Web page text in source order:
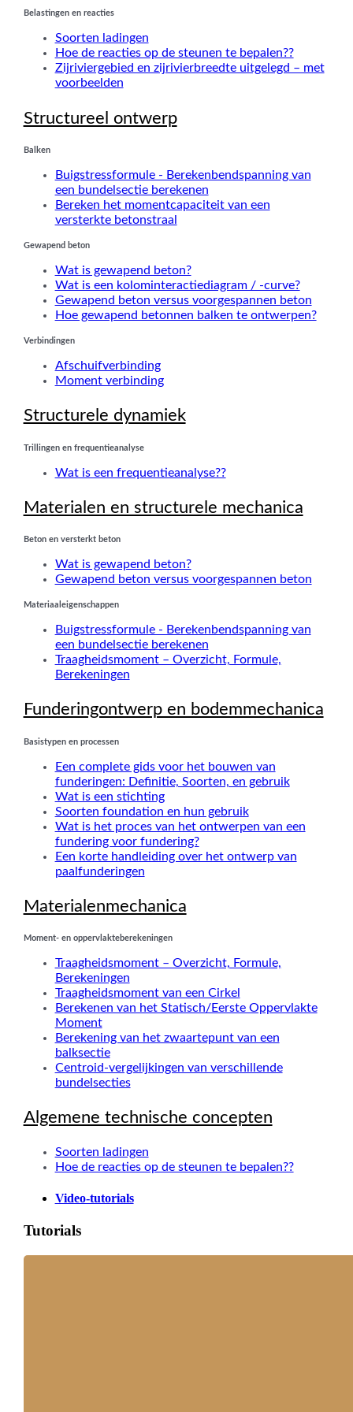
Belastingen en reacties
Soorten ladingen
Hoe de reacties op de steunen te bepalen??
Zijriviergebied en zijrivierbreedte uitgelegd – met
voorbeelden
Structureel ontwerp
Balken
Buigstressformule - Berekenbendspanning van
een bundelsectie berekenen
Bereken het momentcapaciteit van een
versterkte betonstraal
Gewapend beton
Wat is gewapend beton?
Wat is een kolominteractiediagram / -curve?
Gewapend beton versus voorgespannen beton
Hoe gewapend betonnen balken te ontwerpen?
Verbindingen
Afschuifverbinding
Moment verbinding
Structurele dynamiek
Trillingen en frequentieanalyse
Wat is een frequentieanalyse??
Materialen en structurele mechanica
Beton en versterkt beton
Wat is gewapend beton?
Gewapend beton versus voorgespannen beton
Materiaaleigenschappen
Buigstressformule - Berekenbendspanning van
een bundelsectie berekenen
Traagheidsmoment – ​​Overzicht, Formule,
Berekeningen
Funderingontwerp en bodemmechanica
Basistypen en processen
Een complete gids voor het bouwen van
funderingen: Definitie, Soorten, en gebruik
Wat is een stichting
Soorten foundation en hun gebruik
Wat is het proces van het ontwerpen van een
fundering voor fundering?
Een korte handleiding over het ontwerp van
paalfunderingen
Materialenmechanica
Moment- en oppervlakteberekeningen
Traagheidsmoment – Overzicht, Formule,
Berekeningen
Traagheidsmoment van een Cirkel
Berekenen van het Statisch/Eerste Oppervlakte
Moment
Berekening van het zwaartepunt van een
balksectie
Centroid-vergelijkingen van verschillende
bundelsecties
Algemene technische concepten
Soorten ladingen
Hoe de reacties op de steunen te bepalen??
Video-tutorials
Tutorials